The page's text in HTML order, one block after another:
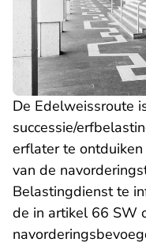
De Edelweissroute
successie/
erflater te
van de
Belastingdienst te
de in artikel 66 SW